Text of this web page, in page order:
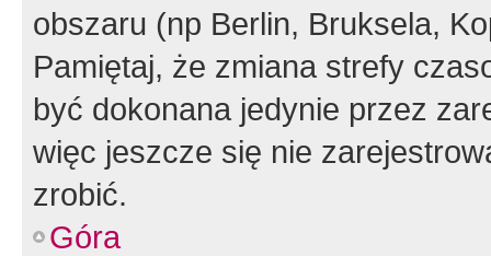
obszaru (np Berlin, Bruksela,
Pamiętaj, że zmiana strefy
być dokonana jedynie przez
więc jeszcze się nie
zrobić.
Góra